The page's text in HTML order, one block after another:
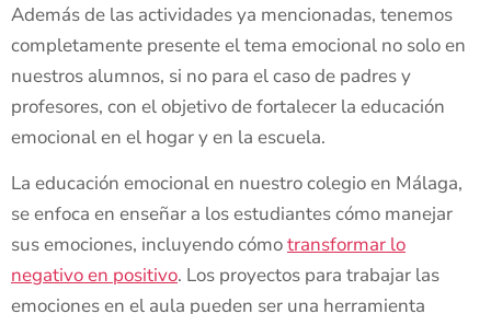
Además de las actividades ya mencionadas, tenemos
completamente presente el tema emocional no solo en
nuestros alumnos, si no para el caso de padres y
profesores, con el objetivo de fortalecer la educación
emocional en el hogar y en la escuela.
La educación emocional en nuestro colegio en Málaga,
se enfoca en enseñar a los estudiantes cómo manejar
sus emociones, incluyendo cómotransformar lo
negativo en positivo. Los proyectos para trabajar las
emociones en el aula pueden ser una herramienta